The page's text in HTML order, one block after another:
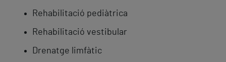
Rehabilitació pediàtrica
Rehabilitació vestibular
Drenatge limfàtic